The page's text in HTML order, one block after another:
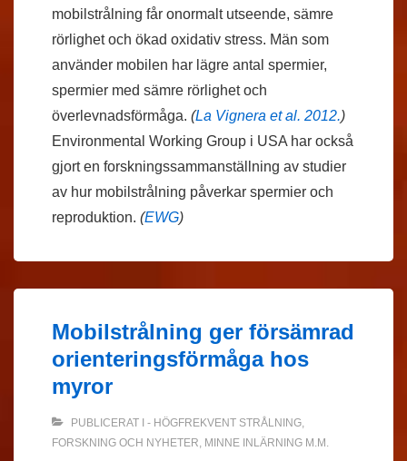
mobilstrålning får onormalt utseende, sämre
rörlighet och ökad oxidativ stress. Män som
använder mobilen har lägre antal spermier,
spermier med sämre rörlighet och
överlevnadsförmåga. (La Vignera et al. 2012.)
Environmental Working Group i USA har också
gjort en forskningssammanställning av studier
av hur mobilstrålning påverkar spermier och
reproduktion. (EWG)
Mobilstrålning ger försämrad
orienteringsförmåga hos
myror
PUBLICERAT I - HÖGFREKVENT STRÅLNING,
FORSKNING OCH NYHETER, MINNE INLÄRNING M.M.